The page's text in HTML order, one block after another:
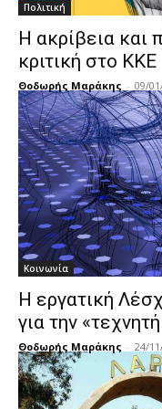
Πολιτική
Η ακρίβεια και
κριτική στο ΚΚΕ
Θοδωρής Μαράκης - 09/
Κοινωνία
Η εργατική
για την
Θοδωρής Μαράκης - 24/